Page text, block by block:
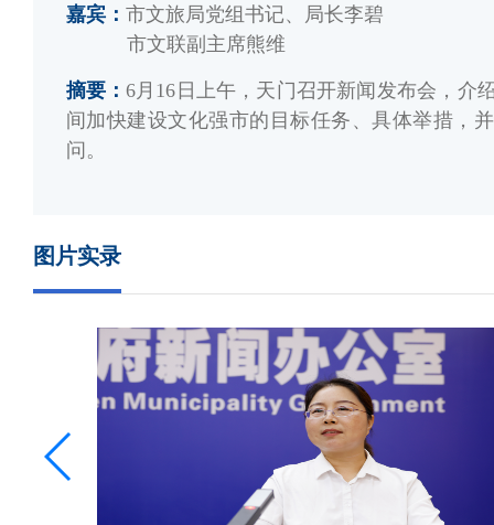
嘉宾： 市文旅局党组书记、局长李碧
市文联副主席熊维
摘要： 6月16日上午，天门召开新闻发布会，介
间加快建设文化强市的目标任务、具体举措，
问。
图片实录